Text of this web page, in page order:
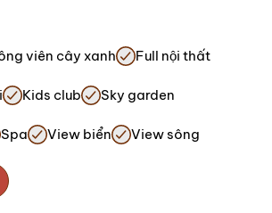
viên cây xanh Full nội thất
Kids club Sky garden
Spa View biển View sông